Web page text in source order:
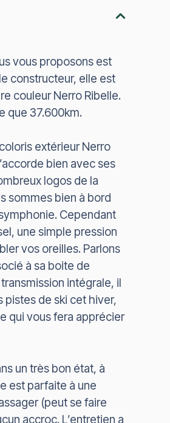
vous proposons est
constructeur, elle est
couleur Nerro Ribelle.
que 37.600km.
extérieur Nerro
bien avec ses
logos de la
sommes bien à bord
Cependant
une simple pression
vos oreilles. Parlons
à sa boite de
intégrale, il
pistes de ski cet hiver,
qui vous fera apprécier
un très bon état, à
est parfaite à une
(peut se faire
accroc. L’entretien a